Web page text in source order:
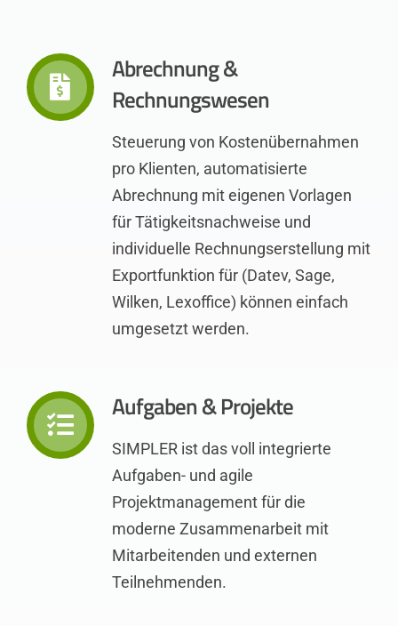
Abrechnung &
Rechnungswesen
Steuerung von Kostenübernahmen
pro Klienten, automatisierte
Abrechnung mit eigenen Vorlagen
für Tätigkeitsnachweise und
individuelle Rechnungserstellung mit
Exportfunktion für (Datev, Sage,
Wilken, Lexoffice) können einfach
umgesetzt werden.
Aufgaben & Projekte
SIMPLER ist das voll integrierte
Aufgaben- und agile
Projektmanagement für die
moderne Zusammenarbeit mit
Mitarbeitenden und externen
Teilnehmenden.